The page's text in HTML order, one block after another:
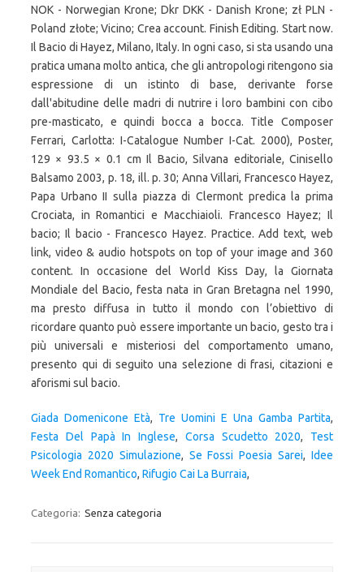
NOK - Norwegian Krone; Dkr DKK - Danish Krone; zł PLN -
Poland złote; Vicino; Crea account. Finish Editing. Start now.
Il Bacio di Hayez, Milano, Italy. In ogni caso, si sta usando una
pratica umana molto antica, che gli antropologi ritengono sia
espressione di un istinto di base, derivante forse
dall'abitudine delle madri di nutrire i loro bambini con cibo
pre-masticato, e quindi bocca a bocca. Title Composer
Ferrari, Carlotta: I-Catalogue Number I-Cat. 2000), Poster,
129 × 93.5 × 0.1 cm Il Bacio, Silvana editoriale, Cinisello
Balsamo 2003, p. 18, ill. p. 30; Anna Villari, Francesco Hayez,
Papa Urbano II sulla piazza di Clermont predica la prima
Crociata, in Romantici e Macchiaioli. Francesco Hayez; Il
bacio; Il bacio - Francesco Hayez. Practice. Add text, web
link, video & audio hotspots on top of your image and 360
content. In occasione del World Kiss Day, la Giornata
Mondiale del Bacio, festa nata in Gran Bretagna nel 1990,
ma presto diffusa in tutto il mondo con l’obiettivo di
ricordare quanto può essere importante un bacio, gesto tra i
più universali e misteriosi del comportamento umano,
presento qui di seguito una selezione di frasi, citazioni e
aforismi sul bacio.
Giada Domenicone Età, Tre Uomini E Una Gamba Partita,
Festa Del Papà In Inglese, Corsa Scudetto 2020, Test
Psicologia 2020 Simulazione, Se Fossi Poesia Sarei,Idee
Week End Romantico, Rifugio Cai La Burraia,
Categoria: Senza categoria